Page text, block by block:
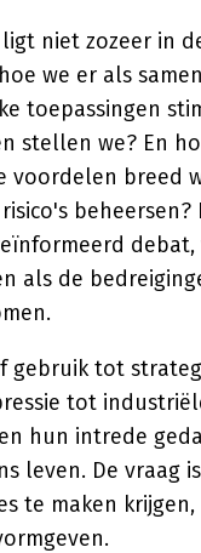
niet zozeer in
we er als
toepassingen
stellen we? En
voordelen breed
beheersen?
als de
gebruik tot
tot
hun intrede
leven. De vraag
te maken